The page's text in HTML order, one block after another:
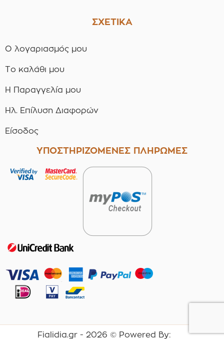
ΣΧΕΤΙΚΑ
Ο λογαριασμός μου
Το καλάθι μου
Η Παραγγελία μου
Ηλ. Επίλυση Διαφορών
Είσοδος
ΥΠΟΣΤΗΡΙΖΟΜΕΝΕΣ ΠΛΗΡΩΜΕΣ
Fialidia.gr - 2026 © Powered By: